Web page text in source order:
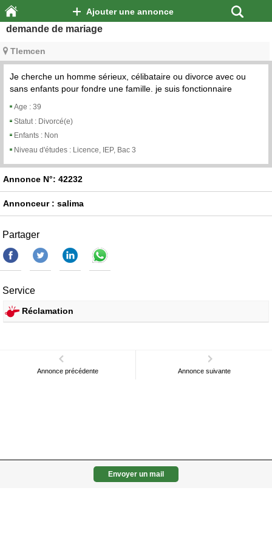
Ajouter une annonce
demande de mariage
Tlemcen
Je cherche un homme sérieux, célibataire ou divorce avec ou
sans enfants pour fondre une famille. je suis fonctionnaire
Age : 39
Statut : Divorcé(e)
Enfants : Non
Niveau d'études :
Licence, IEP, Bac 3
Annonce N°: 42232
Annonceur : salima
Partager
Service
Réclamation
Annonce précédente Annonce suivante
Envoyer un mail